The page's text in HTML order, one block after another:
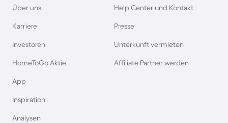
Bungalows in Holland
Bungalows in Deutschland
Über uns
Karriere
Investoren
HomeToGo Aktie
App
Inspiration
Analysen
Help Center und Kontakt
Presse
Unterkunft vermieten
Affiliate Partner werden